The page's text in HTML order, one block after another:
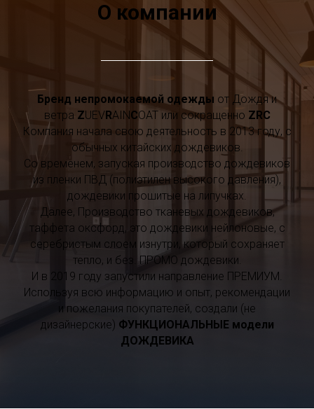
О компании
Бренд непромокаемой одежды от Дождя и
ветра ZUEVRAINCOAT или сокращенно ZRC
Компания начала свою деятельность в 2013 году, с
обычных китайских дождевиков.
Со временем, запуская производство дождевиков
из пленки ПВД (полиэтилен высокого давления),
дождевики прошитые на липучках.
Далее, Производство тканевых дождевиков,
таффета оксфорд, это дождевики нейлоновые, с
серебристым слоем изнутри, который сохраняет
тепло, и без. ПРОМО дождевики.
И в 2019 году запустили направление ПРЕМИУМ.
Используя всю информацию и опыт, рекомендации
и пожелания покупателей, создали (не
дизайнерские) ФУНКЦИОНАЛЬНЫЕ модели
ДОЖДЕВИКА